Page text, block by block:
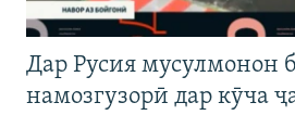
Дар Русия мусулмонон
намозгузорӣ дар кӯча